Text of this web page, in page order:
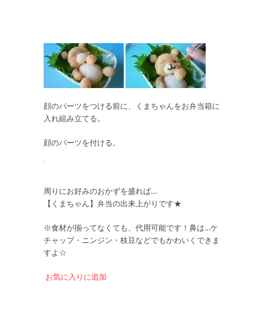
顔のパーツをつける前に、くまちゃんをお弁当箱に
入れ組み立てる。
顔のパーツを付ける。
周りにお好みのおかずを盛れば…
【くまちゃん】弁当の出来上がりです★
※食材が揃ってなくても、代用可能です！鼻は…ケ
チャップ・ニンジン・枝豆などでもかわいくできま
すよ☆
お気に入りに追加